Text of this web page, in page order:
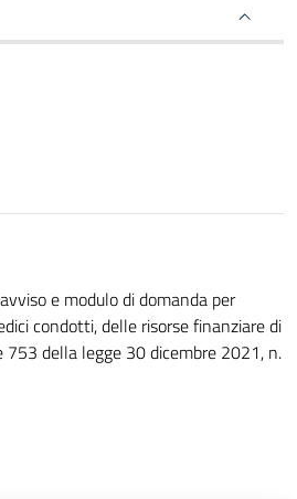
e modulo di domanda per
condotti, delle risorse finanziare di
753 della legge 30 dicembre 2021, n.